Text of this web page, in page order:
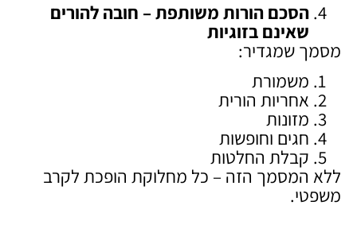
הסכם הורות משותפת – חובה להורים
שאינם בזוגיות
מסמך שמגדיר:
משמורת
אחריות הורית
מזונות
חגים וחופשות
קבלת החלטות
ללא המסמך הזה – כל מחלוקת הופכת לקרב
משפטי.